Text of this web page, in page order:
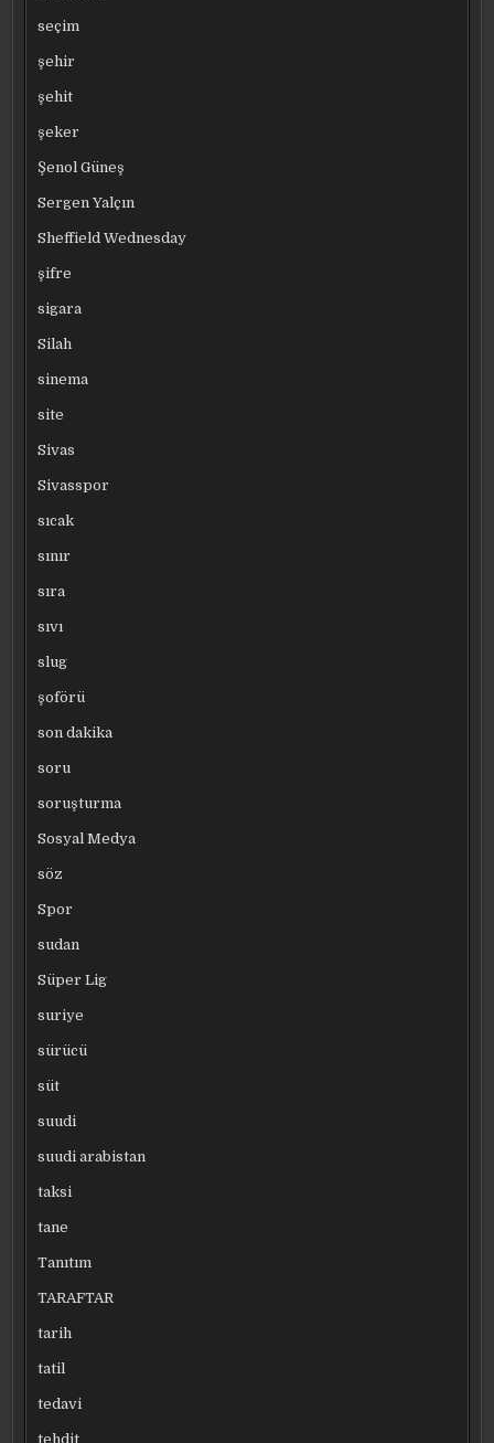
seçim
şehir
şehit
şeker
Şenol Güneş
Sergen Yalçın
Sheffield Wednesday
şifre
sigara
Silah
sinema
site
Sivas
Sivasspor
sıcak
sınır
sıra
sıvı
slug
şoförü
son dakika
soru
soruşturma
Sosyal Medya
söz
Spor
sudan
Süper Lig
suriye
sürücü
süt
suudi
suudi arabistan
taksi
tane
Tanıtım
TARAFTAR
tarih
tatil
tedavi
tehdit